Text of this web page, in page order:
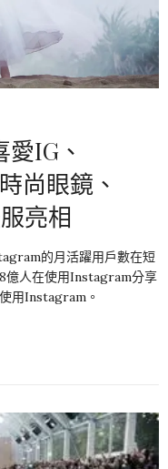
IG、
尚眼鏡、
亮相
的月活躍用戶數在短
億人在使用Instagram分享
用Instagram。